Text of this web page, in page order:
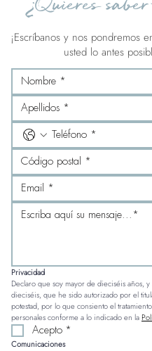
¡Escríbanos y nos pondremos
usted lo antes
Privacidad
Declaro que soy mayor de dieciséis años,
dieciséis, que he sido autorizado por el
potestad, por lo que consiento el
personales conforme a lo indicado en la
Acepto *
Comunicaciones